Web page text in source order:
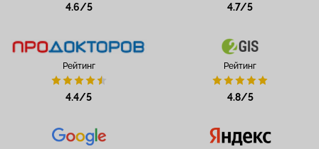
4.6/5 4.7/5
Рейтинг
4.4/5
Рейтинг
4.8/5